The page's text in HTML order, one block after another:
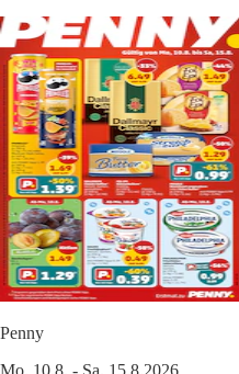
Penny
Mo. 10.8. - Sa. 15.8.2026